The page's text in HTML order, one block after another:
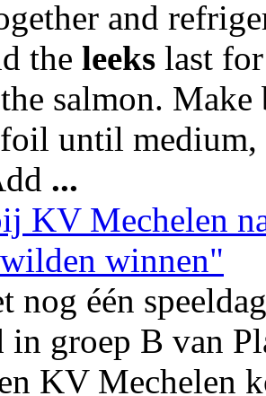
and
the leeks last
salmon.
until medium,
...
KV Mechelen
winnen"
nog één
in groep B van
KV Mechelen